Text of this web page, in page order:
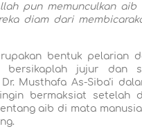
pun memunculkan
diam dari
bentuk pelarian
jujur dan
Musthafa As-Siba’i
bermaksiat setelah
aib di mata